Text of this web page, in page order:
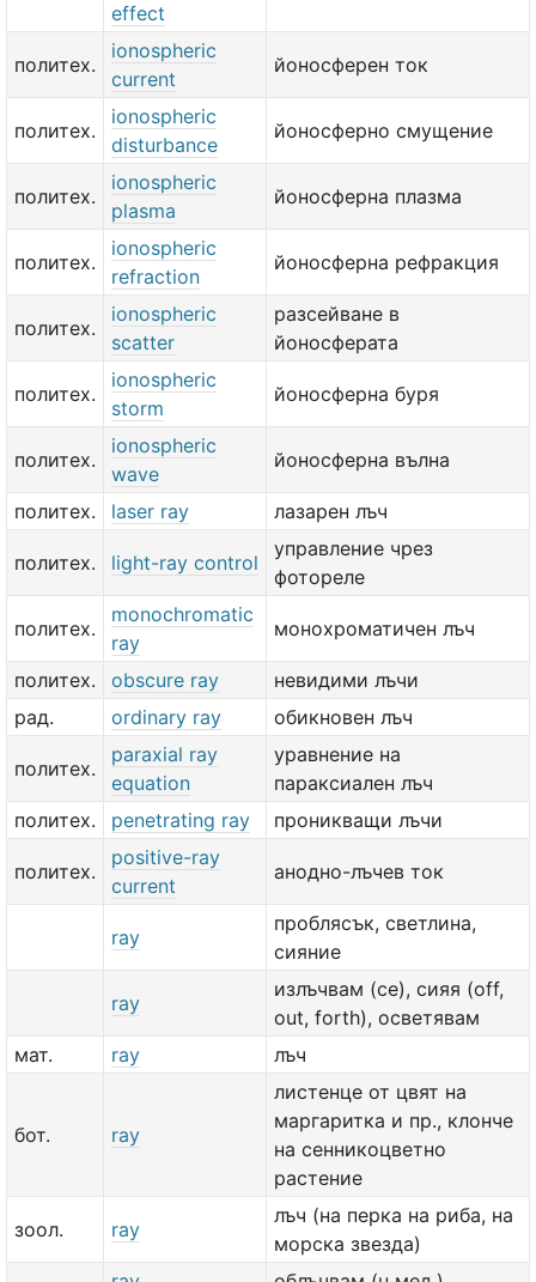
effect
политех.
ionospheric
current
йоносферен ток
политех.
ionospheric
disturbance
йоносферно смущение
политех.
ionospheric
plasma
йоносферна плазма
политех.
ionospheric
refraction
йоносферна рефракция
политех.
ionospheric
scatter
разсейване в
йоносферата
политех.
ionospheric
storm
йоносферна буря
политех.
ionospheric
wave
йоносферна вълна
политех. laser ray лазарен лъч
политех. light-ray control
управление чрез
фотореле
политех.
monochromatic
ray
монохроматичен лъч
политех. obscure ray
невидими лъчи
рад.
ordinary ray обикновен лъч
политех.
paraxial ray
equation
уравнение на
параксиален лъч
политех.
penetrating ray проникващи лъчи
политех.
positive-ray
current
анодно-лъчев ток
ray
проблясък, светлина,
сияние
ray
излъчвам (се), сияя (off,
out, forth), осветявам
мат.
ray лъч
бот. ray
листенце от цвят на
маргаритка и пр., клонче
на сенникоцветно
растение
зоол. ray
лъч (на перка на риба, на
морска звезда)